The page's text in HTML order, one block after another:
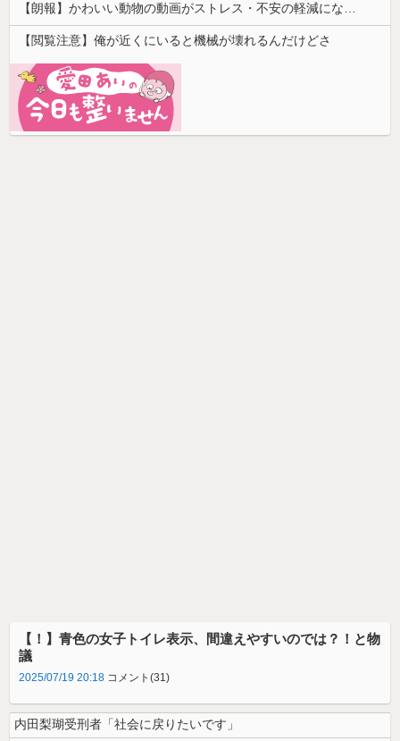
【朗報】かわいい動物の動画がストレス・不安の軽減になる可能性。英大学の研究で実証
【閲覧注意】俺が近くにいると機械が壊れるんだけどさ
【！】青色の女子トイレ表示、間違えやすいのでは？！と物
議
2025/07/19 20:18 コメント(31)
内田梨瑚受刑者「社会に戻りたいです」